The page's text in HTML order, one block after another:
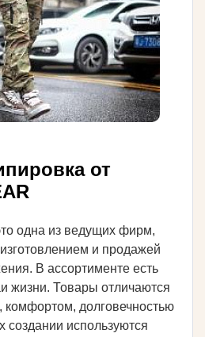
от
одна из ведущих фирм,
и продажей
В ассортименте есть
жизни. Товары отличаются
комфортом, долговечностью
создании используются